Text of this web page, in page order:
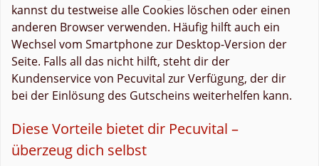
kannst du testweise alle Cookies löschen oder einen
anderen Browser verwenden. Häufig hilft auch ein
Wechsel vom Smartphone zur Desktop-Version der
Seite. Falls all das nicht hilft, steht dir der
Kundenservice von Pecuvital zur Verfügung, der dir
bei der Einlösung des Gutscheins weiterhelfen kann.
Diese Vorteile bietet dir Pecuvital –
überzeug dich selbst